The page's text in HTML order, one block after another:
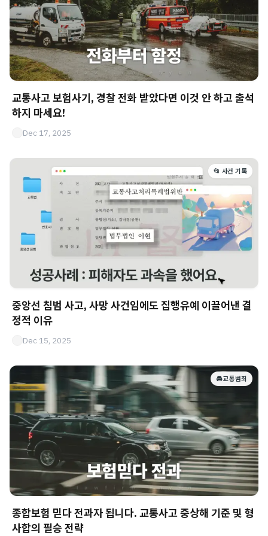
교통사고 보험사기, 경찰 전화 받았다면 이것 안 하고 출석
하지 마세요!
Dec 17, 2025
📂 사건 기록
중앙선 침범 사고, 사망 사건임에도 집행유예 이끌어낸 결
정적 이유
Dec 15, 2025
🚘 교통범죄
종합보험 믿다 전과자 됩니다. 교통사고 중상해 기준 및 형
사합의 필승 전략